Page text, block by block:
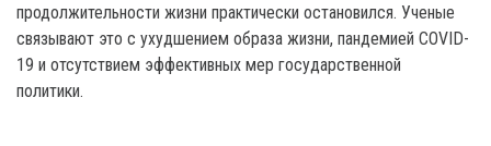
продолжительности жизни практически остановился. Ученые
связывают это с ухудшением образа жизни, пандемией COVID-
19 и отсутствием эффективных мер государственной
политики.